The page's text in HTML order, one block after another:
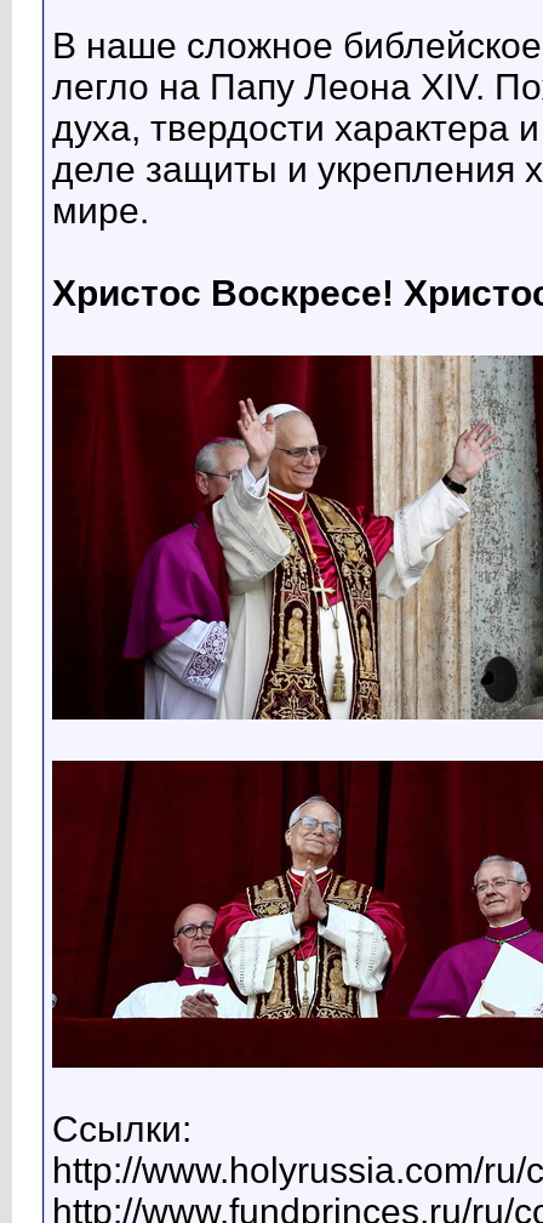
В наше сложное
легло на Папу Леона XIV.
духа, твердости характера
деле защиты и укрепления
мире.
Христос Воскресе!
Ссылки:
http://www.holyrussia.com/ru/
http://www.fundprinces.ru/ru/